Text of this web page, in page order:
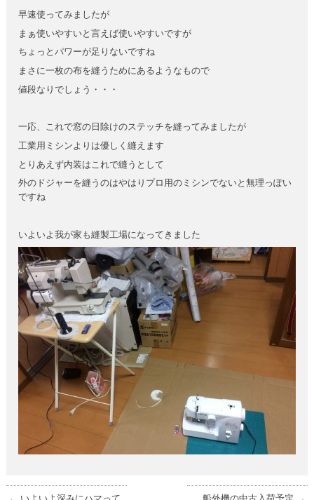
早速使ってみましたが
まぁ使いやすいと言えば使いやすいですが
ちょっとパワーが足りないですね
まさに一枚の布を縫うためにあるようなもので
値段なりでしょう・・・
一応、これで窓の日除けのステッチを縫ってみましたが
工業用ミシンよりは優しく縫えます
とりあえず内装はこれで縫うとして
外のドジャーを縫うのはやはりプロ用のミシンでないと無理っぽい
ですね
いよいよ我が家も縫製工場になってきました